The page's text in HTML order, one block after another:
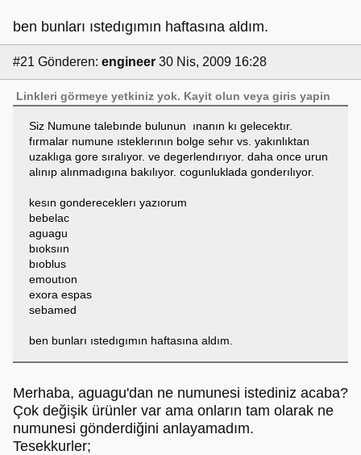
ben bunları ıstedıgımın haftasına aldım.
#21 Gönderen: engineer 30 Nis, 2009 16:28
Linkleri görmeye yetkiniz yok. Kayit olun veyagiris yapin
Siz Numune talebınde bulunun ınanın kı gelecektır.
fırmalar numune ısteklerının bolge sehır vs. yakınlıktan
uzaklıga gore sıralıyor. ve degerlendırıyor. daha once urun
alınıp alınmadıgına bakılıyor. cogunluklada gonderılıyor.
kesın gondereceklerı yazıorum
bebelac
aguagu
bıoksıın
bıoblus
emoutıon
exora espas
sebamed
ben bunları ıstedıgımın haftasına aldım.
Merhaba, aguagu'dan ne numunesi istediniz acaba?
Çok değişik ürünler var ama onların tam olarak ne
numunesi gönderdiğini anlayamadım.
Tesekkurler;